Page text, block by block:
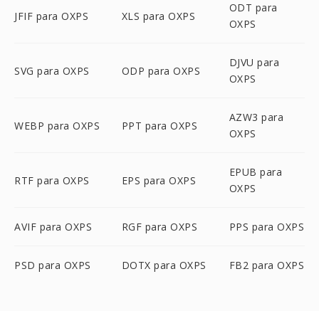
JFIF para OXPS XLS para OXPS
ODT para
OXPS
SVG para OXPS ODP para OXPS
DJVU para
OXPS
WEBP para OXPS PPT para OXPS
AZW3 para
OXPS
RTF para OXPS EPS para OXPS
EPUB para
OXPS
AVIF para OXPS RGF para OXPS PPS para OXPS
PSD para OXPS DOTX para OXPS FB2 para OXPS